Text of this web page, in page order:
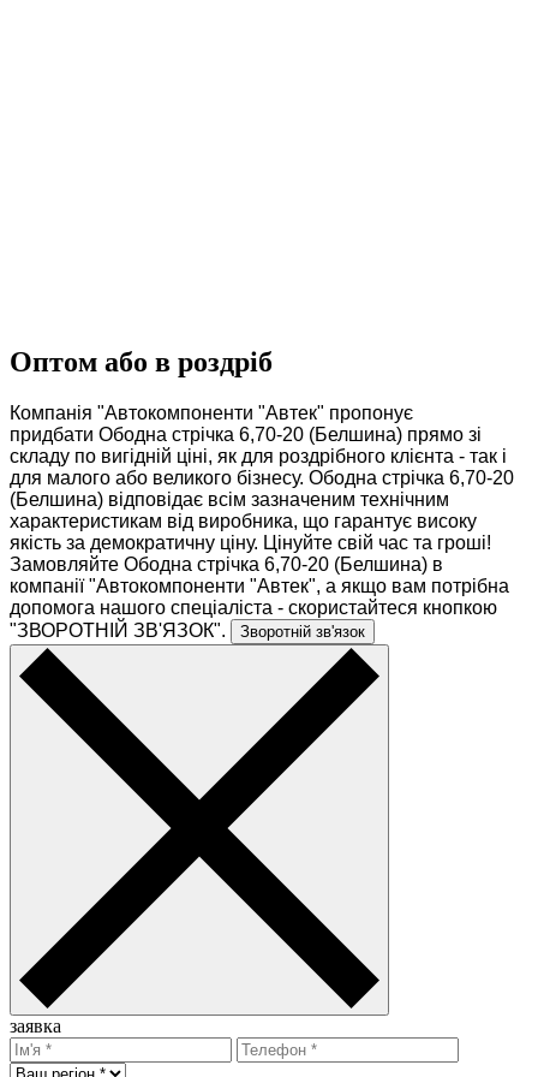
Оптом або в роздріб
Компанія "Автокомпоненти "Автек" пропонує
придбати Ободна стрічка 6,70-20 (Белшина) прямо зі
складу по вигідній ціні, як для роздрібного клієнта - так і
для малого або великого бізнесу. Ободна стрічка 6,70-20
(Белшина) відповідає всім зазначеним технічним
характеристикам від виробника, що гарантує високу
якість за демократичну ціну. Цінуйте свій час та гроші!
Замовляйте Ободна стрічка 6,70-20 (Белшина) в
компанії "Автокомпоненти "Автек", а якщо вам потрібна
допомога нашого спеціаліста - скористайтеся кнопкою
"ЗВОРОТНІЙ ЗВ'ЯЗОК".
Зворотній зв'язок
заявка